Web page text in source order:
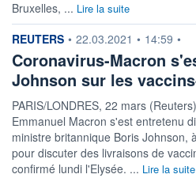
Bruxelles, ... Lire la suite
information fournie par
REUTERS • 22.03.2021 • 14:59 •
Coronavirus-Macron
Johnson sur les
PARIS/LONDRES, 22 mars
Emmanuel Macron s'est entretenu
ministre britannique Boris Johnson,
pour discuter des livraisons de
confirmé lundi l'Elysée. ... Lire la suite